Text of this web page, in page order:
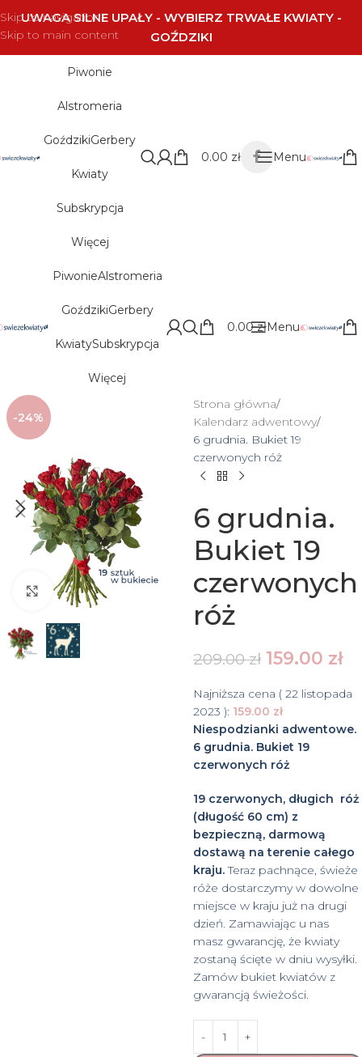
Skip to navigation
Skip to main content
UWAGA SILNE UPAŁY - WYBIERZ TRWAŁE KWIATY -
GOŹDZIKI
Piwonie
Alstromeria
GoździkiGerbery
Kwiaty
Subskrypcja
Więcej
0.00 zł Menu
PiwonieAlstromeria
GoździkiGerbery
KwiatySubskrypcja
Więcej
0.00złMenu
-24%
Click to enlarge
Strona główna
Kalendarz adwentowy
6 grudnia. Bukiet 19
czerwonych róż
6 grudnia.
Bukiet 19
czerwonych
róż
209.00zł 159.00 zł
Najniższa cena (22 listopada
2023 ): 159.00 zł
Niespodzianki adwentowe.
6 grudnia. Bukiet 19
czerwonych róż
19 czerwonych, długich róż
(długość 60 cm) z
bezpieczną, darmową
dostawą na terenie całego
kraju.Teraz pachnące, świeże
róże dostarczymy w dowolne
miejsce w kraju już na drugi
dzień. Zamawiając u nas
masz gwarancję, że kwiaty
zostaną ścięte w dniu wysyłki.
Zamów bukiet kwiatów z
gwarancją świeżości.